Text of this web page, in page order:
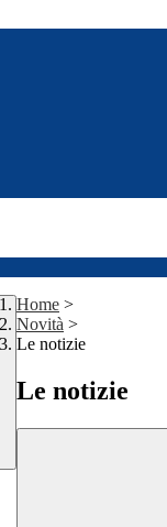
Home >
Novità >
Le notizie
Le notizie